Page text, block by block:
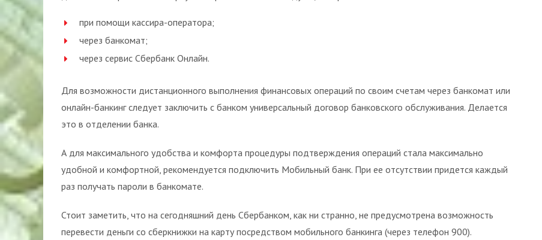
при помощи кассира-оператора;
через банкомат;
через сервис Сбербанк Онлайн.
Для возможности дистанционного выполнения финансовых операций по своим счетам через банкомат или
онлайн-банкинг следует заключить с банком универсальный договор банковского обслуживания. Делается
это в отделении банка.
А для максимального удобства и комфорта процедуры подтверждения операций стала максимально
удобной и комфортной, рекомендуется подключить Мобильный банк. При ее отсутствии придется каждый
раз получать пароли в банкомате.
Стоит заметить, что на сегодняшний день Сбербанком, как ни странно, не предусмотрена возможность
перевести деньги со сберкнижки на карту посредством мобильного банкинга (через телефон 900).